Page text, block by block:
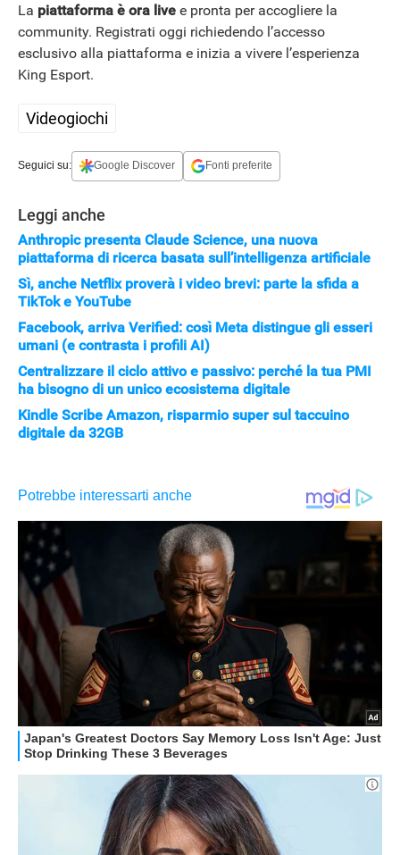
La piattaforma è ora live e pronta per accogliere la
community. Registrati oggi richiedendo l’accesso
esclusivo alla piattaforma e inizia a vivere l’esperienza
King Esport.
Videogiochi
Seguici su: Google Discover Fonti preferite
Leggi anche
Anthropic presenta Claude Science, una nuova
piattaforma di ricerca basata sull’intelligenza artificiale
Sì, anche Netflix proverà i video brevi: parte la sfida a
TikTok e YouTube
Facebook, arriva Verified: così Meta distingue gli esseri
umani (e contrasta i profili AI)
Centralizzare il ciclo attivo e passivo: perché la tua PMI
ha bisogno di un unico ecosistema digitale
Kindle Scribe Amazon, risparmio super sul taccuino
digitale da 32GB